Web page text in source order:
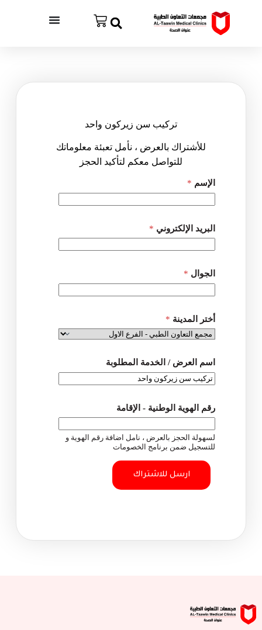
تركيب سن زيركون واحد
للأشتراك بالعرض ، نأمل تعبئة معلوماتك
للتواصل معكم لتأكيد الحجز
ل
خ
د
ة
ا
ل
ر
ي
م
الإسم *
البريد الإلكتروني *
الجوال *
أختر المدينة *
اسم العرض / الخدمة المطلوبة
رقم الهوية الوطنية - الإقامة
لسهولة الحجز بالعرض ، نامل اضافة رقم الهوية و
للتسجيل ضمن برنامج الخصومات
ارسل للاشتراك